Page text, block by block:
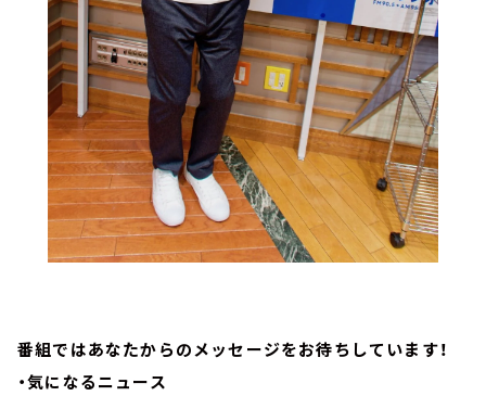
番組ではあなたからのメッセージをお待ちしています！
・気になるニュース